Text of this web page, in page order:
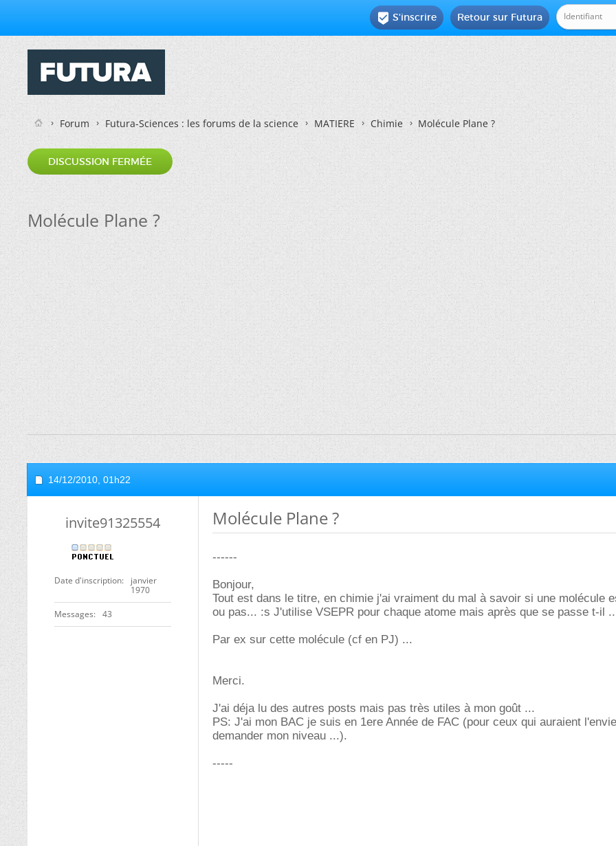
Retour sur Futura
 S'inscrire
Forum Futura-Sciences : les forums de la science MATIERE Chimie Molécule Plane ?
DISCUSSION FERMÉE
Molécule Plane ?
14/12/2010, 01h22
invite91325554
Date d'inscription
janvier
1970
Messages 43
Molécule Plane ?
------
Bonjour,
Tout est dans le titre, en chimie j'ai vraiment du mal à savoir si une molécule
ou pas... :s J'utilise VSEPR pour chaque atome mais après que se passe t-il
Par ex sur cette molécule (cf en PJ) ...
Merci.
J'ai déja lu des autres posts mais pas très utiles à mon goût ...
PS: J'ai mon BAC je suis en 1ere Année de FAC (pour ceux qui auraient
demander mon niveau ...).
-----